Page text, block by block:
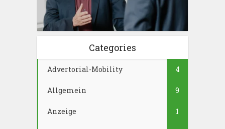
Categories
Advertorial-Mobility 4
Allgemein 9
Anzeige 1